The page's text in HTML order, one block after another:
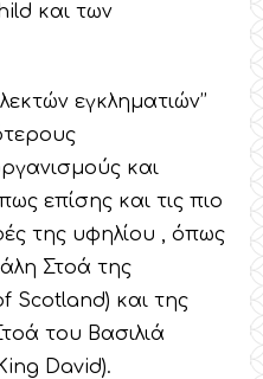
και των
εγκληματιών’’
και
επίσης και τις πιο
της υφηλίου , όπως
Στοά της
Scotland) και της
του Βασιλιά
David).